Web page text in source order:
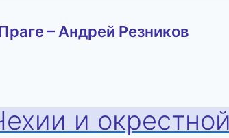
– Андрей Резников
и